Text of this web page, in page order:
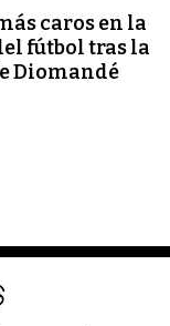
caros en la
fútbol tras la
Diomandé